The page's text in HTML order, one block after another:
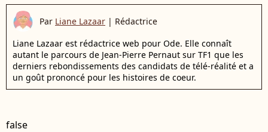
Par Liane Lazaar | Rédactrice
Liane Lazaar est rédactrice web pour Ode. Elle connaît
autant le parcours de Jean-Pierre Pernaut sur TF1 que les
derniers rebondissements des candidats de télé-réalité et a
un goût prononcé pour les histoires de coeur.
false